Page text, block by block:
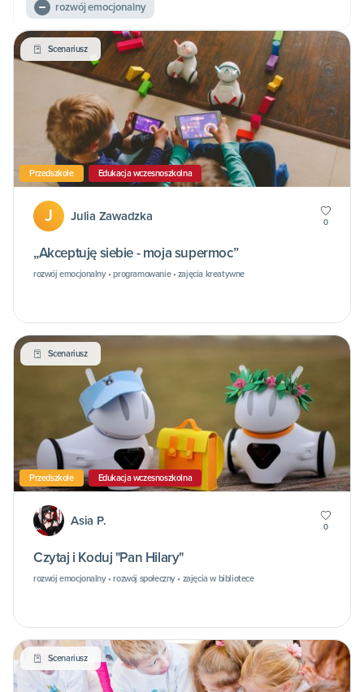
rozwój emocjonalny
Scenariusz
Przedszkole Edukacja wczesnoszkolna
J Julia Zawadzka 0
„Akceptuję siebie - moja supermoc”
rozwój emocjonalny • programowanie • zajęcia kreatywne
Scenariusz
Przedszkole Edukacja wczesnoszkolna
Asia P. 0
Czytaj i Koduj "Pan Hilary"
rozwój emocjonalny • rozwój społeczny • zajęcia w bibliotece
Scenariusz